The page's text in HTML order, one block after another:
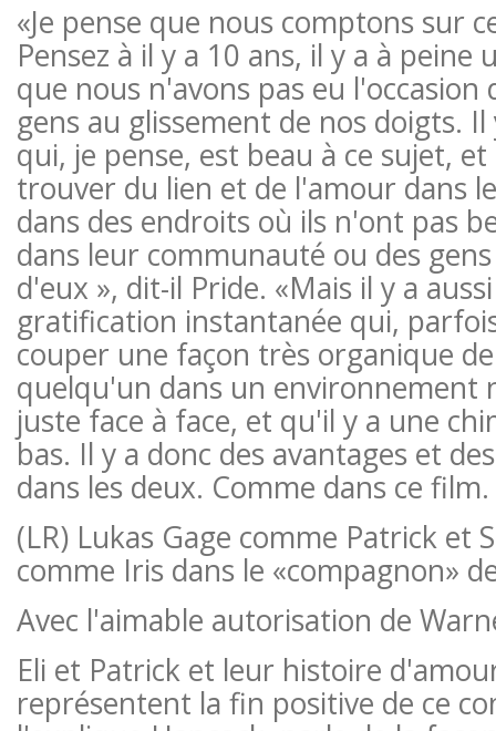
«Je pense que nous comptons sur
Pensez à il y a 10 ans, il y a à peine
que nous n'avons pas eu l'occasion
gens au glissement de nos doigts.
qui, je pense, est beau à ce sujet,
trouver du lien et de l'amour dans
dans des endroits où ils n'ont pas
dans leur communauté ou des
d'eux », dit-il Pride. «Mais il y a
gratification instantanée qui,
couper une façon très organique
quelqu'un dans un environnement
juste face à face, et qu'il y a une
bas. Il y a donc des avantages et
dans les deux. Comme dans ce film.
(LR) Lukas Gage comme Patrick et
comme Iris dans le «compagnon»
Avec l'aimable autorisation de
Eli et Patrick et leur histoire
représentent la fin positive de ce